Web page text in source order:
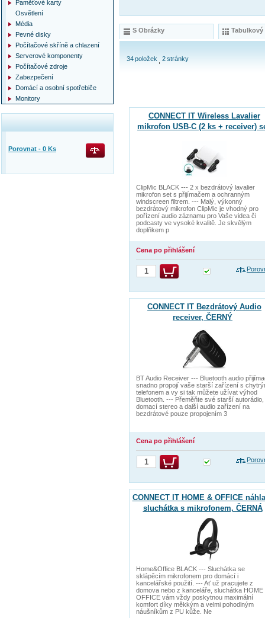
S Obrázky Tabulkový
34položek 2stránky
CONNECT IT Wireless Lavalier
mikrofon USB-C (2 ks + receiver)
ClipMic BLACK --- 2 x bezdrátový lavalier
mikrofon set s přijímačem a ochranným
windscreen filtrem. --- Malý, výkonný
bezdrátový mikrofon ClipMic je vhodný pro
pořízení audio záznamu pro Vaše videa či
podcasty ve vysoké kvalitě. Je skvělým
doplňkem p
Cena po přihlášení
CONNECT IT Bezdrátový Audio
receiver, ČERNÝ
BT Audio Receiver --- Bluetooth audio
snadno propojí vaše starší zařízení s
telefonem a vy si tak můžete užívat výhod
Bluetooth. --- Přeměňte své starší autorádio,
domací stereo a další audio zařízení na
bezdrátové pouze propojením 3
Cena po přihlášení
CONNECT IT HOME & OFFICE
sluchátka s mikrofonem, ČERNÁ
Home&Office BLACK --- Sluchátka se
sklápěcím mikrofonem pro domácí i
kancelářské použití. --- Ať už pracujete z
domova nebo z kanceláře, sluchátka HOME
OFFICE vám vždy poskytnou maximální
komfort díky měkkým a velmi pohodlným
náušníkům z PU kůže. Ne
Paměťové karty
Osvětlení
Média
Pevné disky
Počítačové skříně a chlazení
Serverové komponenty
Počítačové zdroje
Zabezpečení
Domácí a osobní spotřebiče
Monitory
Porovnat - 0 Ks